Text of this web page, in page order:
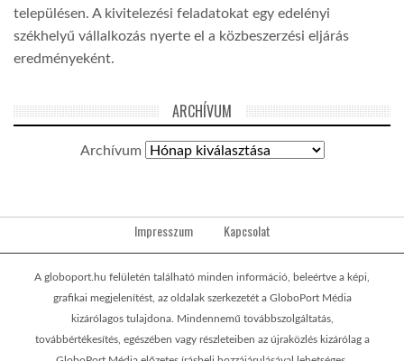
településen. A kivitelezési feladatokat egy edelényi
székhelyű vállalkozás nyerte el a közbeszerzési eljárás
eredményeként.
ARCHÍVUM
Archívum
Impresszum Kapcsolat
A globoport.hu felületén található minden információ, beleértve a képi,
grafikai megjelenítést, az oldalak szerkezetét a GloboPort Média
kizárólagos tulajdona. Mindennemű továbbszolgáltatás,
továbbértékesítés, egészében vagy részleteiben az újraközlés kizárólag a